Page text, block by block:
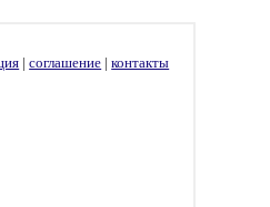
|соглашение |контакты